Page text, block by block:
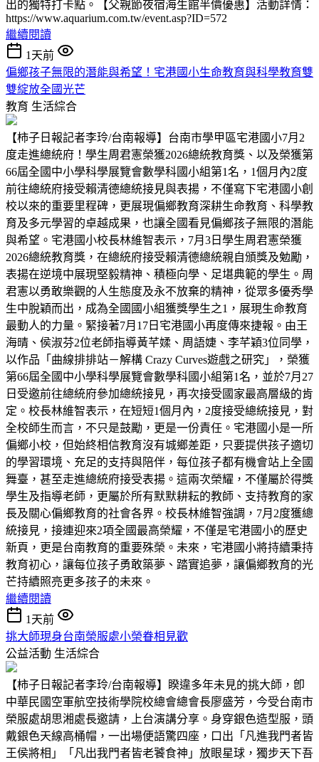
出的獨特打卡點。【父親節夜宿海生館半價優惠】活動詳情：
https://www.aquarium.com.tw/event.asp?ID=572
繼續閱讀
1天前
偏鄉孩子無限的潛能與希望！宅港國小生命教育與科學教育雙
雙綻放全國光芒
教育 生活綜合
【柿子日報記者李玲/台南報導】台南市學甲區宅港國小7月2
度走進總統府！學生周君憲榮獲2026總統教育獎、以及榮獲第
66屆全國中小學科學展覽會數學科國小組第1名，1個月內2度
前往總統府接受賴清德總統接見與表揚，不僅寫下宅港國小創
校以來的重要里程碑，更展現偏鄉教育深耕生命教育、科學教
育及多元學習的卓越成果，也讓全國看見偏鄉孩子無限的潛能
與希望。宅港國小校長林維智表示，7月3日學生周君憲榮獲
2026總統教育獎，在總統府接受賴清德總統親自頒獎及勉勵，
表揚在逆境中展現堅毅精神、積極向學、足堪典範的學生。周
君憲以勇敢樂觀的人生態度及永不放棄的精神，從眾多優秀學
生中脫穎而出，成為全國國小組獲獎學生之1，展現生命教育
最動人的力量。緊接著7月17日宅港國小再度傳來捷報。由王
海晴、侯淑芬2位老師指導黃芊媃、周語婕、李芊穎3位同學，
以作品「曲線排排站－解構 Crazy Curves遊戲之研究」，榮獲
第66屆全國中小學科學展覽會數學科國小組第1名，並於7月27
日受邀前往總統府參加總統接見，再次接受國家最高層級的肯
定。校長林維智表示，在短短1個月內，2度接受總統接見，對
全校師生而言，不只是鼓勵，更是一份責任。宅港國小是一所
偏鄉小校，但始終相信教育沒有城鄉差距，只要提供孩子適切
的學習環境、充足的支持與陪伴，每位孩子都有機會站上全國
舞臺，甚至走進總統府接受表揚。這兩次榮耀，不僅屬於得獎
學生及指導老師，更屬於所有默默耕耘的教師、支持教育的家
長及關心偏鄉教育的社會各界。校長林維智強調，7月2度獲總
統接見，接連迎來2項全國最高榮耀，不僅是宅港國小的歷史
新頁，更是台南教育的重要殊榮。未來，宅港國小將持續秉持
教育初心，讓每位孩子勇敢築夢、踏實追夢，讓偏鄉教育的光
芒持續照亮更多孩子的未來。
繼續閱讀
1天前
挑大師現身台南榮服處小榮眷相見歡
公益活動 生活綜合
【柿子日報記者李玲/台南報導】睽違多年未見的挑大師，卽
中華民國空軍航空技術學院校總會總會長廖盛芳，今受台南市
榮服處胡思湘處長邀請，上台演講分享。身穿銀色造型服，頭
戴銀色天線高桶帽，一出場便語驚四座，口出「凡進我門者皆
王侯將相」「凡出我門者皆老饕食神」放眼星球，獨步天下吾